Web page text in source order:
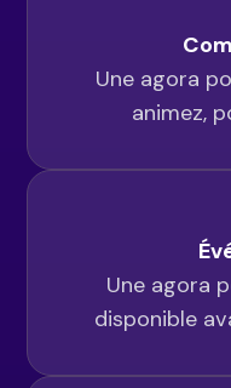
Une agora
animez,
Une agora
disponible